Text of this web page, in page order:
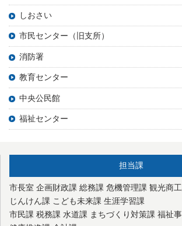
しおさい
市民センター（旧支所）
消防署
教育センター
中央公民館
福祉センター
担当課
市長室 企画財政課 総務課 危機管理課 観光商
じんけん課 こども未来課 生涯学習課
市民課 税務課 水道課 まちづくり対策課 福祉